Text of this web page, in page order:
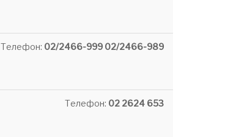
Телефон: 02/2466-999 02/2466-989
Телефон: 02 2624 653